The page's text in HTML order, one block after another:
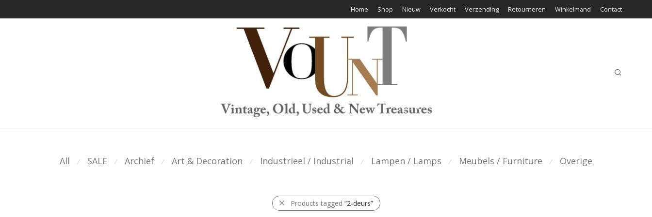
Home Shop Nieuw Verkocht Verzending Retourneren Winkelmand Contact
All ⁄ SALE ⁄ Archief ⁄ Art & Decoration ⁄ Industrieel / Industrial ⁄ Lampen / Lamps ⁄ Meubels / Furniture ⁄ Overige
Products tagged “2-deurs”